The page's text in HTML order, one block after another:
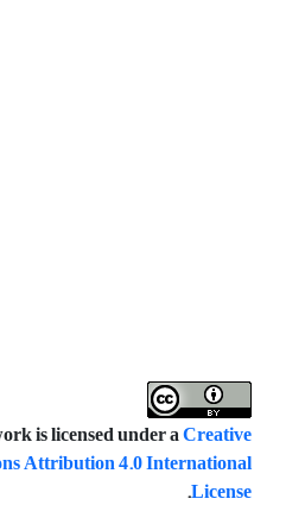
is licensed under aCreative
Attribution 4.0 International
License
.